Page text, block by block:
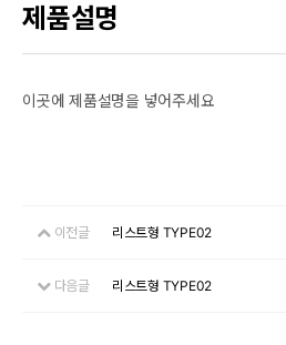
제품설명
이곳에 제품설명을 넣어주세요
이전글 리스트형 TYPE02
다음글 리스트형 TYPE02